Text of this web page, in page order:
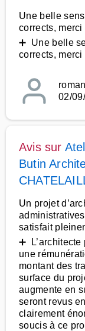
Une belle
corrects, merci
➕ Une belle
corrects, merci
roman
02/
Avis sur
Butin
Un projet
satisfait
➕
une
montant des
surface du
augmente en
seront revus
clairement
soucis à ce